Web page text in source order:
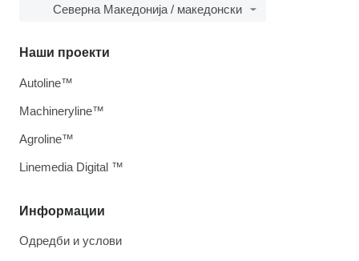
Северна Македонија / македонски
Информации
Одредби и услови
Наши проекти
Autoline™
Machineryline™
Agroline™
Linemedia Digital ™